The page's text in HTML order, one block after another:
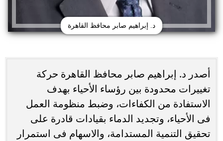
د. إبراهيم صابر محافظ القاهرة
أصدر د. إبراهيم صابر محافظ القاهرة حركة
تغييرات محدودة بين رؤساء الأحياء بهدف
الاستفادة من الكفاءات، وضبط منظومة العمل
فى الأحياء، وتجديد الدماء بقيادات قادرة على
تحقيق التنمية المستدامة، والاسهام فى استمرار